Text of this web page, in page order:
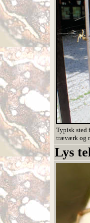
Typisk sted
træværk og
Lys